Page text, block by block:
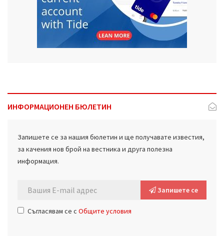
ИНФОРМАЦИОНЕН БЮЛЕТИН
Запишете се за нашия бюлетин и ще получавате известия,
за качения нов брой на вестника и друга полезна
информация.
Запишете се
Съгласявам се с Общите условия